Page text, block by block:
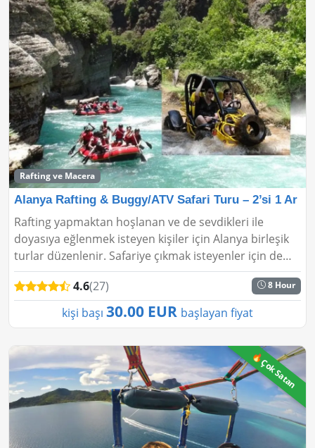
Rafting ve Macera
Alanya Rafting & Buggy/ATV Safari Turu – 2’si 1 Ar
Rafting yapmaktan hoşlanan ve de sevdikleri ile
doyasıya eğlenmek isteyen kişiler için Alanya birleşik
turlar düzenlenir. Safariye çıkmak isteyenler için de
aynı şekilde en eğlenceli ve sıkmayan turlar düz...
4.6(27) 8 Hour
kişi başı 30.00 EUR başlayan fiyat
🔥Çok Satan